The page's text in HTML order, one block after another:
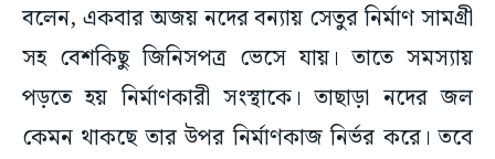
বলেন, একবার অজয় নদের বন্যায় সেতুর নির্মাণ সামগ্রী
সহ বেশকিছু জিনিসপত্র ভেসে যায়। তাতে সমস্যায়
পড়তে হয় নির্মাণকারী সংস্থাকে। তাছাড়া নদের জল
কেমন থাকছে তার উপর নির্মাণকাজ নির্ভর করে। তবে